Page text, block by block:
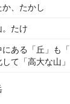
か、たかし
。たけ
にある「丘」も
て「高大な山